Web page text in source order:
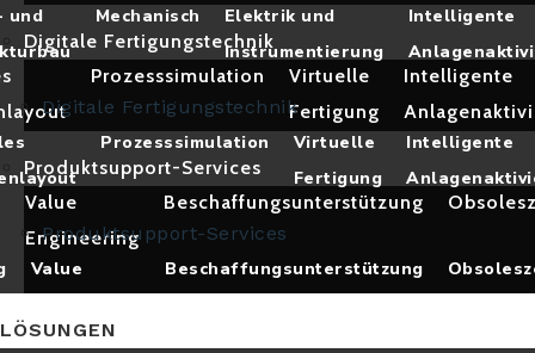
Digitale Fertigungstechnik
Prozesssimulation
Virtuelle
Fertigung
Intelligente
Produktsupport-Services
Value
Engineering
Beschaffungsunterstützung
LÖSUNGEN
und
Mechanisch
Elektrik und
Instrumentierung
Intelligente
Digitale Fertigungstechnik
Prozesssimulation
Virtuelle
Fertigung
Intelligente
Produktsupport-Services
Value
Beschaffungsunterstützung